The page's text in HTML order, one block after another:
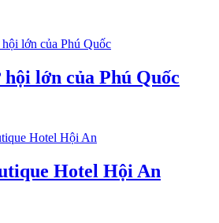
lớn của Phú Quốc
Hotel Hội An